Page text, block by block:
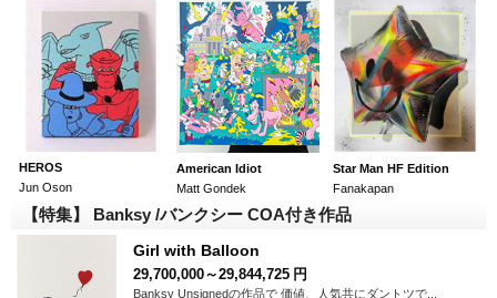
HEROS
Jun Oson
American Idiot
Matt Gondek
Star Man HF Edition
Fanakapan
【特集】 Banksy /バンクシー COA付き作品
Girl with Balloon
29,700,000～29,844,725 円
Banksy Unsignedの作品で 価値、人気共にダントツで...